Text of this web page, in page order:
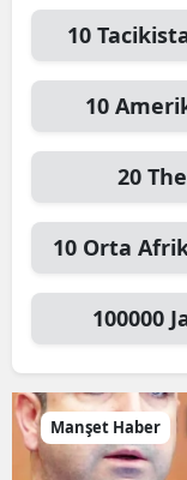
10
10
20
10 Orta
100000
Manşet Haber